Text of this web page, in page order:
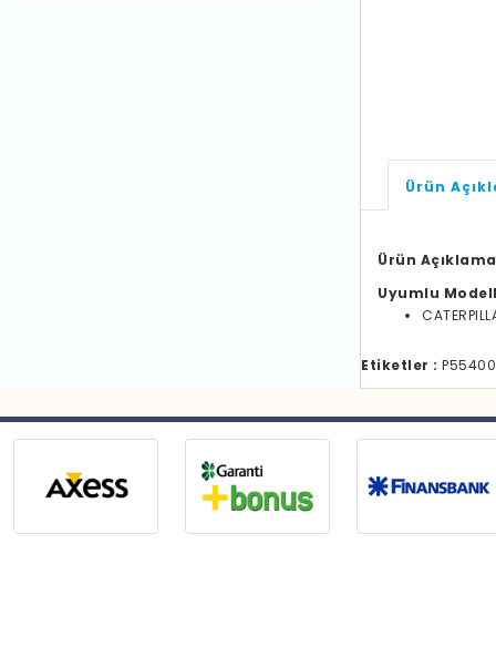
Ürün
Ürün
Uyumlu
Etiketler :